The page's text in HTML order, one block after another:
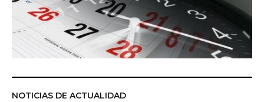
NOTICIAS DE ACTUALIDAD